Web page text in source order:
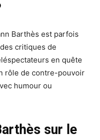
Barthès est parfois
critiques de
en quête
rôle de contre-pouvoir
humour ou
sur le